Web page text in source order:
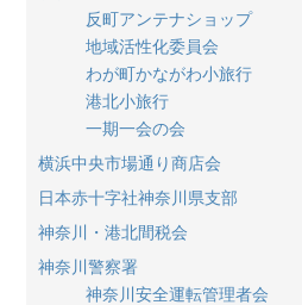
反町アンテナショップ
地域活性化委員会
わが町かながわ小旅行
港北小旅行
一期一会の会
横浜中央市場通り商店会
日本赤十字社神奈川県支部
神奈川・港北間税会
神奈川警察署
神奈川安全運転管理者会